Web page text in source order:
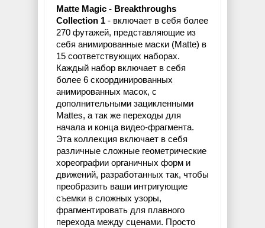
Matte Magic - Breakthroughs
Collection 1 - включает в себя более
270 футажей, представляющие из
себя анимированные маски (Matte) в
15 соответствующих наборах.
Каждый набор включает в себя
более 6 скоординированных
анимированных масок, с
дополнительными зацикленными
Mattes, а так же переходы для
начала и конца видео-фрагмента.
Эта коллекция включает в себя
различные сложные геометрические
хореографии органичных форм и
движений, разработанных так, чтобы
преобразить ваши интригующие
съемки в сложных узоры,
фрагментировать для плавного
перехода между сценами. Просто